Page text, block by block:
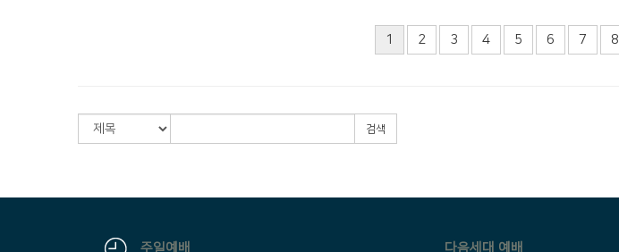
1 2 3 4 5 6 7 8
검색
주일예배 다음세대 예배